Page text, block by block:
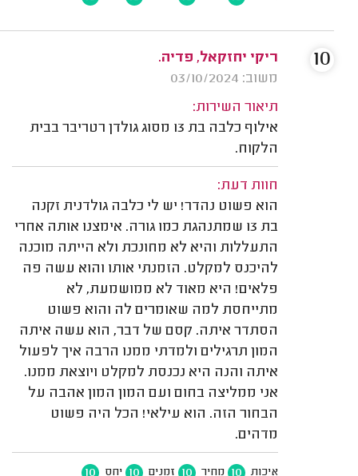
ריקי יחזקאל, פדיה.
משוב: 03/10/2024
תיאור השירות:
אילוף כלבה בת 13 מסוג גולדן רטריבר בבית
הלקוח.
חוות דעת:
הוא פשוט נהדר! יש לי כלבה גולדנית זקנה
בת 13 שמתנהגת כמו גורה. אימצנו אותה אחרי
התעללות והיא לא מחונכת ולא הייתה מוכנה
להיכנס למקלט. הזמנתי אותו והוא עשה פה
פלאים! היא מאוד לא ממושמעת, לא
מתייחסת למה שאומרים לה והוא פשוט
הסתדר איתה. קסם של דבר, הוא עשה איתה
המון תרגילים ולמדתי ממנו הרבה איך לפעול
איתה והנה היא נכנסת למקלט ויוצאת ממנו.
אני ממליצה בחום ועם המון המון אהבה על
הבחור הזה. הוא עילאי! הכל היה פשוט
מדהים.
איכות 10 מחיר 10 זמנים 10 יחס 10
10